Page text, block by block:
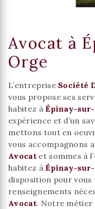
Avocat à
Orge
L’entreprise Société
vous propose ses
habitez àÉpinay-
expérience et d’un
mettons tout en
vous accompagnons
Avocatet sommes à
habitez àÉpinay-
disposition pour
renseignements
Avocat. Notre métier